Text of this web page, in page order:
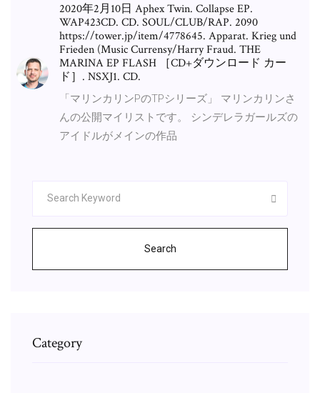
2020年2月10日 Aphex Twin. Collapse EP.
WAP423CD. CD. SOUL/CLUB/RAP. 2090
https://tower.jp/item/4778645. Apparat. Krieg und
Frieden (Music Currensy/Harry Fraud. THE
MARINA EP FLASH ［CD+ダウンロード カー
ド］. NSXJ1. CD.
「マリンカリンPのTPシリーズ」 マリンカリンさ
んの公開マイリストです。 シンデレラガールズの
アイドルがメインの作品
Search
Category